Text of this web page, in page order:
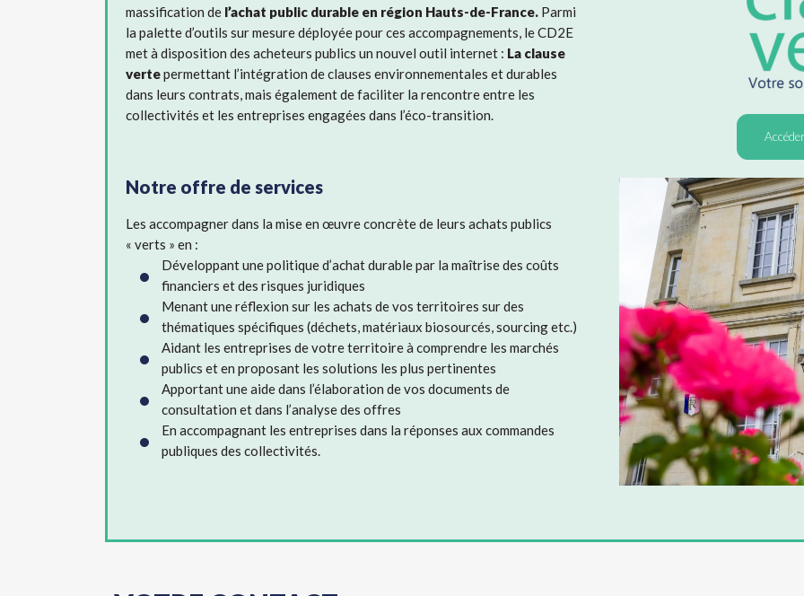
massification de l’achat public durable en région Hauts-de-France. Parmi
la palette d’outils sur mesure déployée pour ces accompagnements, le CD2E
met à disposition des acheteurs publics un nouvel outil internet : La clause
vertepermettant l’intégration de clauses environnementales et durables
dans leurs contrats, mais également de faciliter la rencontre entre les
collectivités et les entreprises engagées dans l’éco-transition.
Notre offre de services
Les accompagner dans la mise en œuvre concrète de leurs achats publics
« verts » en :
Développant une politique d’achat durable par la maîtrise des coûts
financiers et des risques juridiques
Menant une réflexion sur les achats de vos territoires sur des
thématiques spécifiques (déchets, matériaux biosourcés, sourcing etc.)
Aidant les entreprises de votre territoire à comprendre les marchés
publics et en proposant les solutions les plus pertinentes
Apportant une aide dans l’élaboration de vos documents de
consultation et dans l’analyse des offres
En accompagnant les entreprises dans la réponses aux commandes
publiques des collectivités.